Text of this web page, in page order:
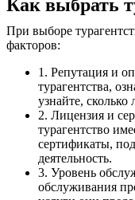
Как выбрать
При выборе
факторов:
1. Репутация и
турагентства,
узнайте,
2. Лицензия и
турагентство
сертификаты,
деятельность.
3. Уровень
обслуживания